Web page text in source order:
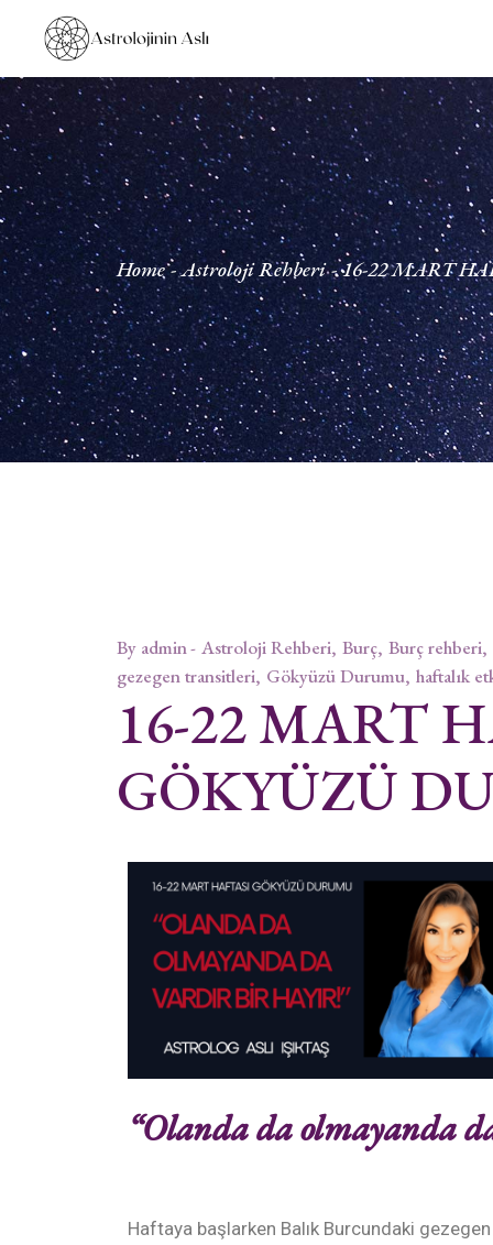
Home Astroloji Rehberi 16-22 MART
By admin Astroloji Rehberi Burç Burç rehberi
gezegen transitleri Gökyüzü Durumu haftalık
16-22 MART
GÖKYÜZÜ
“Olanda da olmayanda
Haftaya başlarken Balık Burcundaki